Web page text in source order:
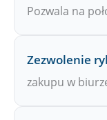
Pozwala na
Zezwolenie
zakupu w